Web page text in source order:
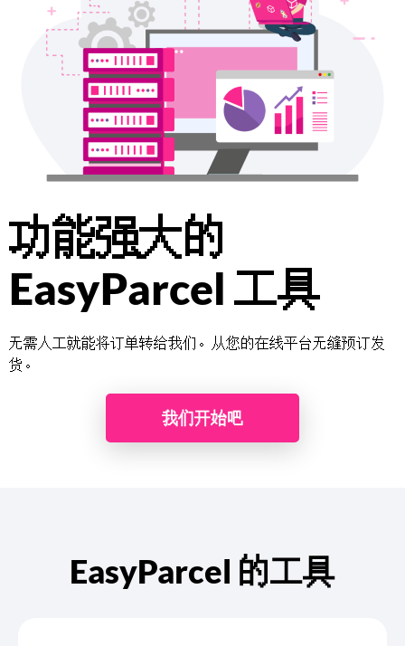
About
Resources
Marketplace
功能强大的
EasyParcel 工具
无需人工就能将订单转给我们。从您的在线平台无缝预订发
货。
我们开始吧
EasyParcel 的工具